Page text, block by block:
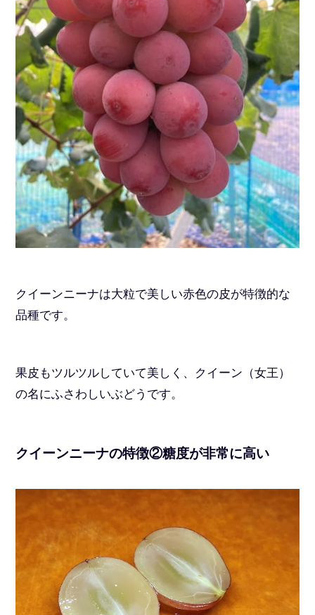
クイーンニーナは大粒で美しい赤色の皮が特徴的な
品種です。
果皮もツルツルしていて美しく、クイーン（女王）
の名にふさわしいぶどうです。
クイーンニーナの特徴②糖度が非常に高い